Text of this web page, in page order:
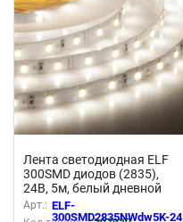
Лента светодиодная ELF
300SMD диодов (2835),
24В, 5м, белый дневной
5000-5500К
Арт.: ELF-
300SMD2835NWdw5K-24